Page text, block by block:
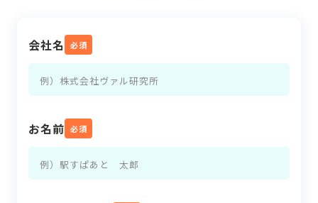
会社名 必須
お名前 必須